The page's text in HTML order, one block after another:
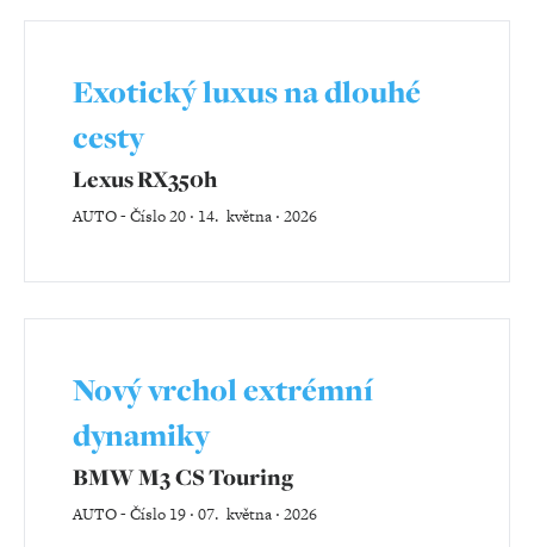
Exotický luxus na dlouhé
cesty
Lexus RX350h
AUTO-Číslo 20 ‧ 14. května ‧ 2026
Nový vrchol extrémní
dynamiky
BMW M3 CS Touring
AUTO-Číslo 19 ‧ 07. května ‧ 2026